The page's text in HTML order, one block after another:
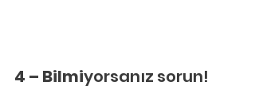
4 – Bilmiyorsanız sorun!